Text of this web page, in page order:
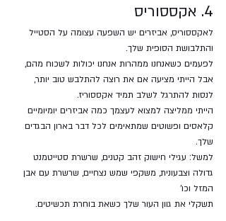
4. אקססוריס
לאקססוריס, אביזרים יש השפעה עצומה על הסטייל
והתלבושת הסופית שלך.
לפעמים כשאנחנו ממהרות אנחנו יכולות לשכוח מהם,
אבל הייתי מציעה אם את רוצה להתלבש טוב יותר,
לנסות להתרגל לשלב תמיד אקססוריז.
הייתי ממליצה למצוא לעצמך כמה אביזרים יומיומיים
קלאסים ופשוטים שמתאימים לכל דבר בארון הבגדים
שלך.
למשל: עגילי חישוק זהב קטנים, שרשרת סטייטמנט
גדולה וצבעונית, משקפי שמש נצחיים, שרשרת עם אבן
המזל וכו'
תשקלי את גוון העור שלך כשאת בוחרת תכשיטים.